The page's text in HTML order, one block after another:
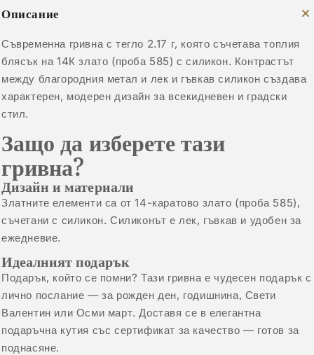
Описание
Съвременна гривна с тегло 2.17 г, която съчетава топлия
блясък на 14К злато (проба 585) с силикон. Контрастът
между благородния метал и лек и гъвкав силикон създава
характерен, модерен дизайн за всекидневен и градски
стил.
Защо да изберете тази
гривна?
Дизайн и материали
Златните елементи са от 14-каратово злато (проба 585),
съчетани с силикон. Силиконът е лек, гъвкав и удобен за
ежедневие.
Идеалният подарък
Подарък, който се помни? Тази гривна е чудесен подарък с
лично послание — за рожден ден, годишнина, Свети
Валентин или Осми март. Доставя се в елегантна
подаръчна кутия със сертификат за качество — готов за
поднасяне.